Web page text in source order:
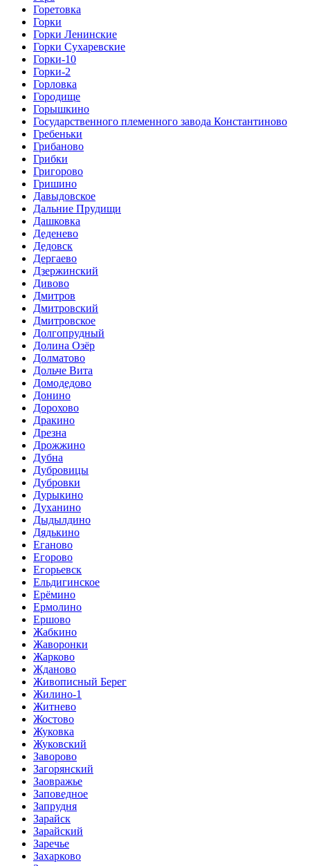
Горетовка
Горки
Горки Ленинские
Горки Сухаревские
Горки-10
Горки-2
Горловка
Городище
Горышкино
Государственного племенного завода Константиново
Гребеньки
Грибаново
Грибки
Григорово
Гришино
Давыдовское
Дальние Прудищи
Дашковка
Деденево
Дедовск
Дергаево
Дзержинский
Дивово
Дмитров
Дмитровский
Дмитровское
Долгопрудный
Долина Озёр
Долматово
Дольче Вита
Домодедово
Донино
Дорохово
Дракино
Дрезна
Дрожжино
Дубна
Дубровицы
Дубровки
Дурыкино
Духанино
Дыдылдино
Дядькино
Еганово
Егорово
Егорьевск
Ельдигинское
Ерёмино
Ермолино
Ершово
Жабкино
Жаворонки
Жарково
Жданово
Живописный Берег
Жилино-1
Житнево
Жостово
Жуковка
Жуковский
Заворово
Загорянский
Заовражье
Заповедное
Запрудня
Зарайск
Зарайский
Заречье
Захарково